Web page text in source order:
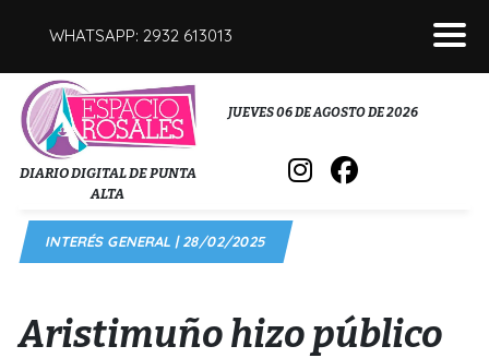
WHATSAPP: 2932 613013
POLICIALES
INTERÉS GENERAL
DEPORTES
DIARIO DIGITAL DE PUNTA
ALTA
JUEVES 06 DE AGOSTO DE 2026
INTERÉS GENERAL | 28/02/2025
Aristimuño hizo público